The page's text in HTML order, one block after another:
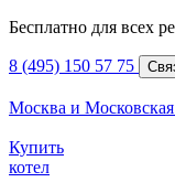
Бесплатно для всех
8 (495) 150 57 75
Москва и Московская
Купить
котел